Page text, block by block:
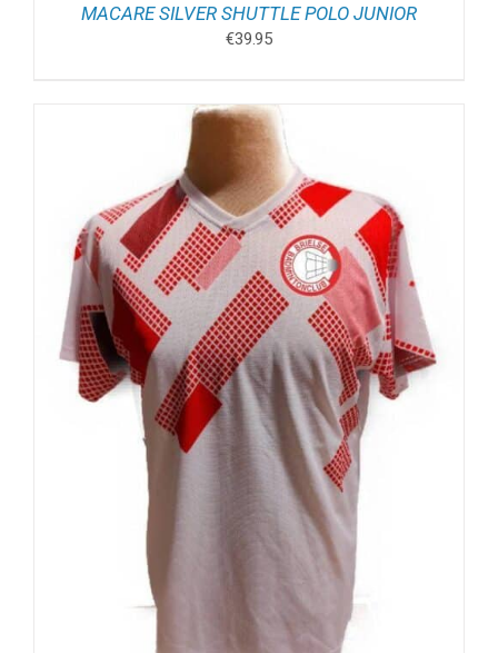
MACARE SILVER SHUTTLE POLO JUNIOR
€39.95